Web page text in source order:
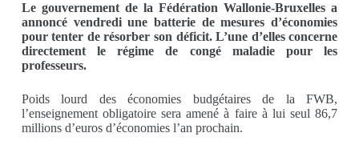
Le gouvernement de la Fédération Wallonie-Bruxelles a
annoncé vendredi une batterie de mesures d’économies
pour tenter de résorber son déficit. L’une d’elles concerne
directement le régime de congé maladie pour les
professeurs.
Poids lourd des économies budgétaires de la FWB,
l’enseignement obligatoire sera amené à faire à lui seul 86,7
millions d’euros d’économies l’an prochain.